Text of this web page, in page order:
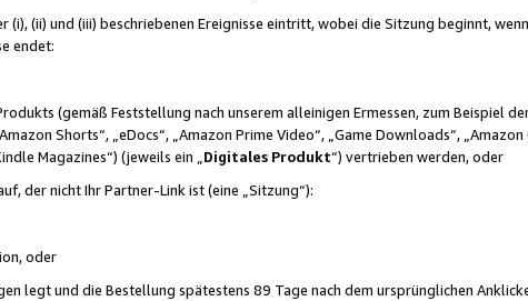
(ii) und (iii) beschriebenen Ereignisse eintritt, wobei die Sitzung beginnt,
endet:
(gemäß Feststellung nach unserem alleinigen Ermessen, zum Beispiel
Shorts“, „eDocs“, „Amazon Prime Video“, „Game Downloads“, „Amazon
Magazines“) (jeweils ein „ Digitales Produkt“) vertrieben werden, oder
der nicht Ihr Partner-Link ist (eine „Sitzung“):
oder
legt und die Bestellung spätestens 89 Tage nach dem ursprünglichen